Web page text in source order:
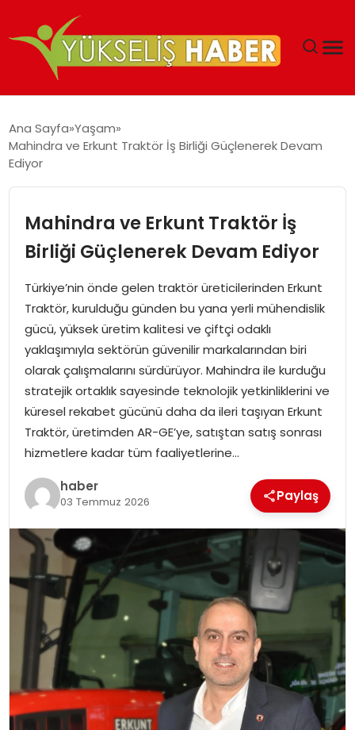
MALIYETLERINI AZALTIYOR’
Ana Sayfa Yaşam
Mahindra ve Erkunt Traktör İş Birliği Güçlenerek Devam
Ediyor
Mahindra ve Erkunt Traktör İş
Birliği Güçlenerek Devam Ediyor
Türkiye’nin önde gelen traktör üreticilerinden Erkunt
Traktör, kurulduğu günden bu yana yerli mühendislik
gücü, yüksek üretim kalitesi ve çiftçi odaklı
yaklaşımıyla sektörün güvenilir markalarından biri
olarak çalışmalarını sürdürüyor. Mahindra ile kurduğu
stratejik ortaklık sayesinde teknolojik yetkinliklerini ve
küresel rekabet gücünü daha da ileri taşıyan Erkunt
Traktör, üretimden AR-GE’ye, satıştan satış sonrası
hizmetlere kadar tüm faaliyetlerine…
haber
03 Temmuz 2026 Paylaş